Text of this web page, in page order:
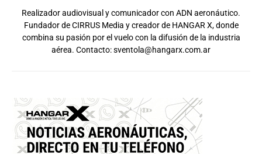
Realizador audiovisual y comunicador con ADN aeronáutico.
Fundador de CIRRUS Media y creador de HANGAR X, donde
combina su pasión por el vuelo con la difusión de la industria
aérea. Contacto:sventola@hangarx.com.ar